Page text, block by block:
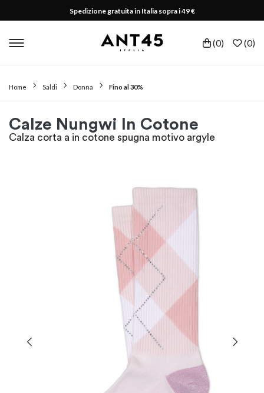
Spedizione gratuita in Italia sopra i 49 €
(0) (0)
Home Saldi Donna Fino al 30%
Calze Nungwi In Cotone
Calza corta a in cotone spugna motivo argyle